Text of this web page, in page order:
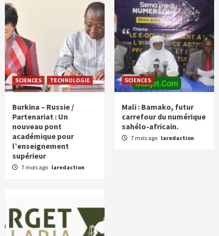
SCIENCES TECHNOLOGIE
Burkina – Russie /
Partenariat : Un
nouveau pont
académique pour
l’enseignement
supérieur
7 mois ago laredaction
SCIENCES
Mali : Bamako, futur
carrefour du numérique
sahélo-africain.
7 mois ago laredaction